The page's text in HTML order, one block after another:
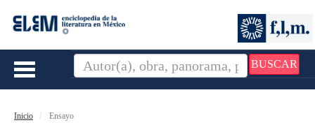
BUSCAR
Toggle
Inicio Ensayo